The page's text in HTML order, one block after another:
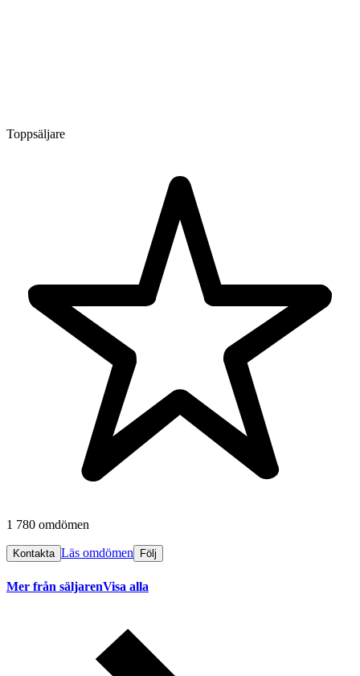
Toppsäljare
1 780 omdömen
Kontakta Läs omdömen Följ
Mer från säljarenVisa alla